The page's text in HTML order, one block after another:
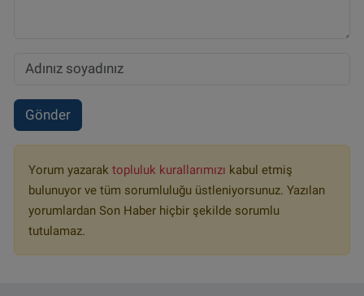
Gönder
Yorum yazarak topluluk kurallarımızı kabul etmiş
bulunuyor ve tüm sorumluluğu üstleniyorsunuz. Yazılan
yorumlardan Son Haber hiçbir şekilde sorumlu
tutulamaz.